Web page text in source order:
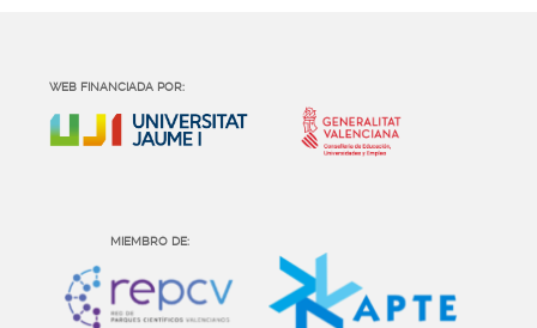
WEB FINANCIADA POR:
MIEMBRO DE: